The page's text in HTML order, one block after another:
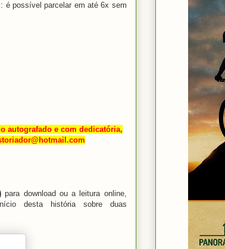
é possível parcelar em até 6x sem
autografado e com dedicatória,
para download ou a leitura online,
desta história sobre duas